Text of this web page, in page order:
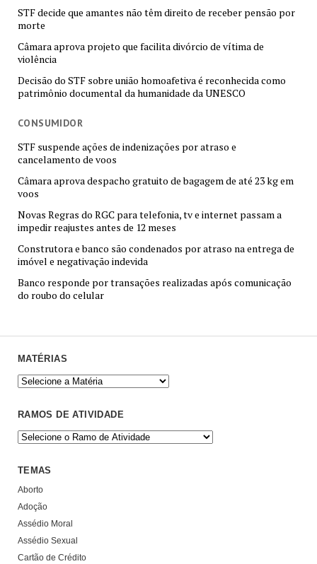
STF decide que amantes não têm direito de receber pensão por
morte
Câmara aprova projeto que facilita divórcio de vítima de
violência
Decisão do STF sobre união homoafetiva é reconhecida como
patrimônio documental da humanidade da UNESCO
CONSUMIDOR
STF suspende ações de indenizações por atraso e
cancelamento de voos
Câmara aprova despacho gratuito de bagagem de até 23 kg em
voos
Novas Regras do RGC para telefonia, tv e internet passam a
impedir reajustes antes de 12 meses
Construtora e banco são condenados por atraso na entrega de
imóvel e negativação indevida
Banco responde por transações realizadas após comunicação
do roubo do celular
MATÉRIAS
RAMOS DE ATIVIDADE
TEMAS
Aborto
Adoção
Assédio Moral
Assédio Sexual
Cartão de Crédito